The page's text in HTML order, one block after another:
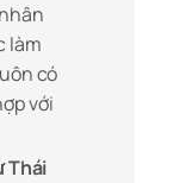
làm
có
với
Thái